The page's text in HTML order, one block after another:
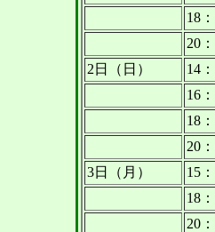
18
20
2日（日）
14
16
18
20
3日（月）
15
18
20